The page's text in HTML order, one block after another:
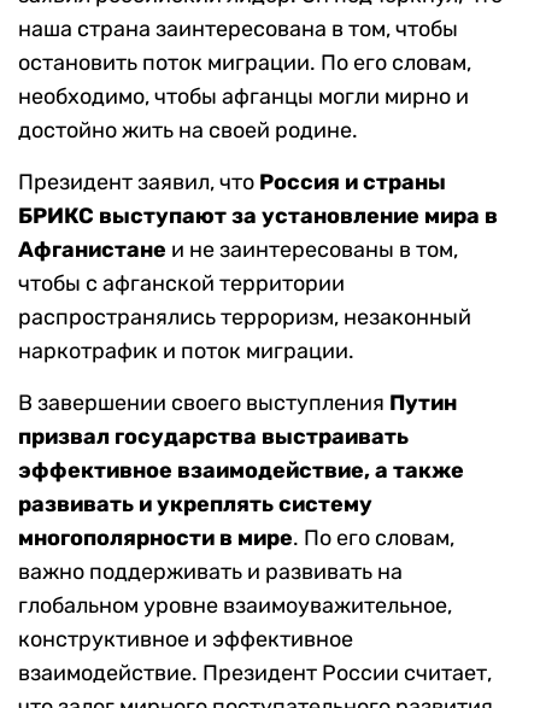
наша страна заинтересована в том, чтобы
остановить поток миграции. По его словам,
необходимо, чтобы афганцы могли мирно и
достойно жить на своей родине.
Президент заявил, что Россия и страны
БРИКС выступают за установление мира в
Афганистане и не заинтересованы в том,
чтобы с афганской территории
распространялись терроризм, незаконный
наркотрафик и поток миграции.
В завершении своего выступления Путин
призвал государства выстраивать
эффективное взаимодействие, а также
развивать и укреплять систему
многополярности в мире. По его словам,
важно поддерживать и развивать на
глобальном уровне взаимоуважительное,
конструктивное и эффективное
взаимодействие. Президент России считает,